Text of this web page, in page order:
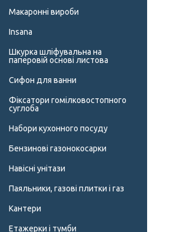
Макаронні вироби
Insana
Шкурка шліфувальна на
паперовій основі листова
Сифон для ванни
Фіксатори гомілковостопного
суглоба
Набори кухонного посуду
Бензинові газонокосарки
Навісні унітази
Паяльники, газові плитки і газ
Кантери
Етажерки і тумби